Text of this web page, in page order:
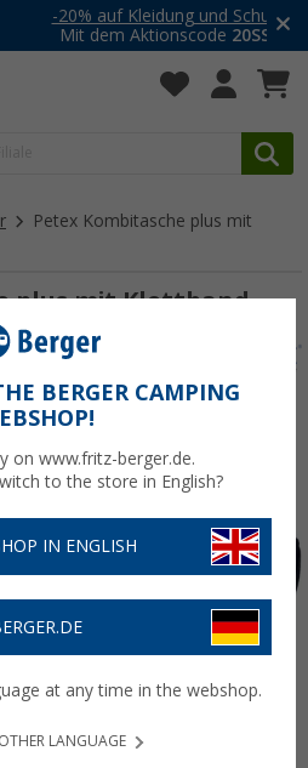
und Schuhe
Aktionscode20SSV
Petex Kombitasche plus mit
plus mit Klettband
BERGER CAMPING
on www.fritz-berger.de.
to the store in English?
IN ENGLISH
at any time in the webshop.
LANGUAGE